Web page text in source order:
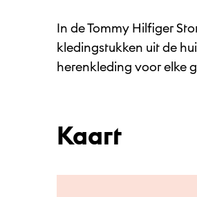
In de Tommy Hilfiger
kledingstukken uit de
herenkleding voor elke
Kaart